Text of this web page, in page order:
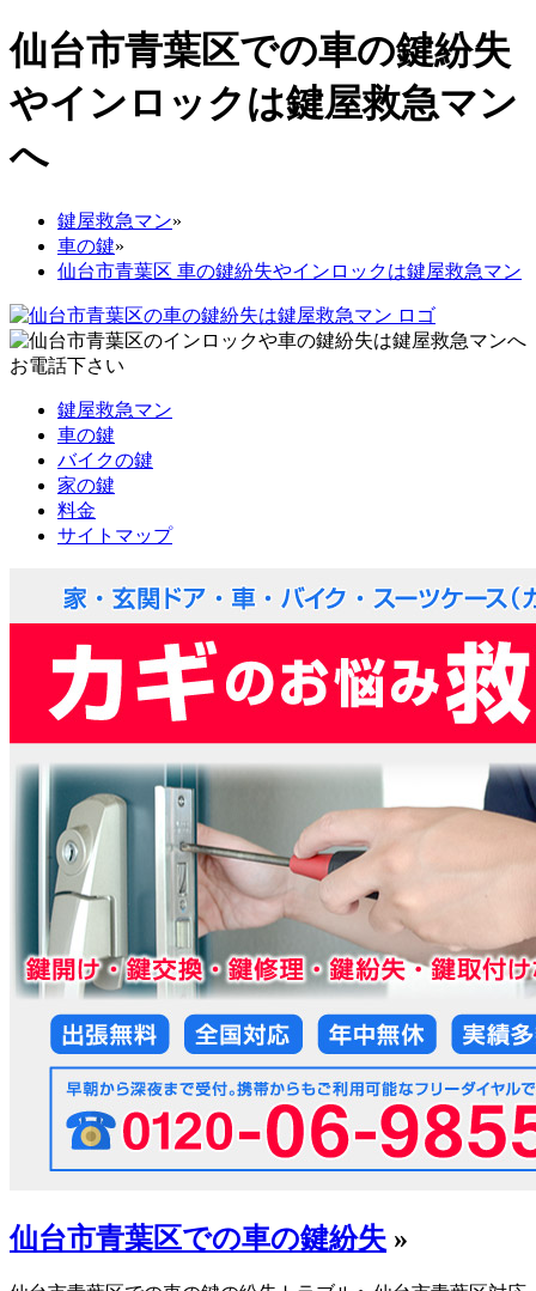
仙台市青葉区での車の鍵紛失
やインロックは鍵屋救急マン
へ
鍵屋救急マン»
車の鍵»
仙台市青葉区 車の鍵紛失やインロックは鍵屋救急マン
鍵屋救急マン
車の鍵
バイクの鍵
家の鍵
料金
サイトマップ
仙台市青葉区での車の鍵紛失 »